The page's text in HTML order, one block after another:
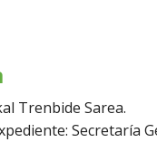
Trenbide Sarea.
Secretaría